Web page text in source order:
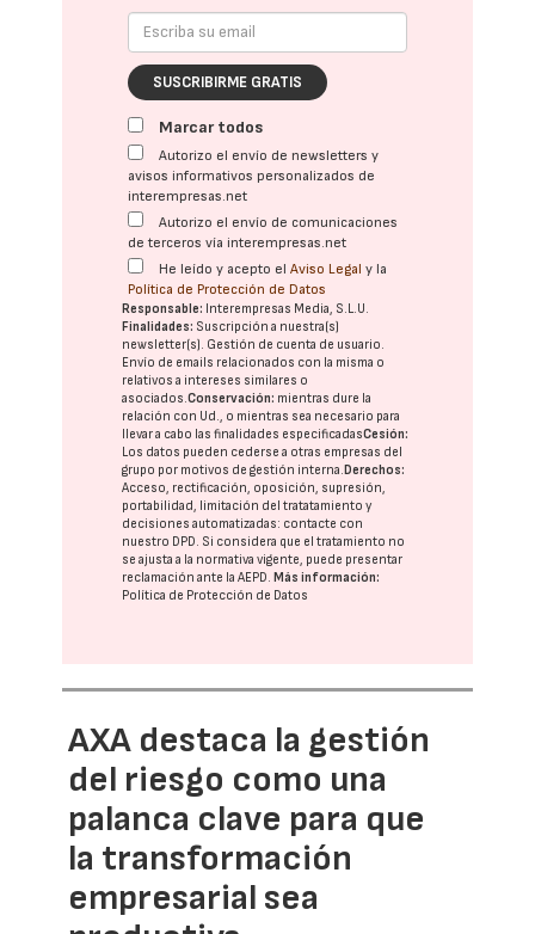
SUSCRIBIRME GRATIS
Marcar todos
Autorizo el envío de newsletters y
avisos informativos personalizados de
interempresas.net
Autorizo el envío de comunicaciones
de terceros vía interempresas.net
He leído y acepto elAviso Legal y la
Política de Protección de Datos
Responsable: Interempresas Media, S.L.U.
Finalidades: Suscripción a nuestra(s)
newsletter(s). Gestión de cuenta de usuario.
Envío de emails relacionados con la misma o
relativos a intereses similares o
asociados.Conservación: mientras dure la
relación con Ud., o mientras sea necesario para
llevar a cabo las finalidades especificadasCesión:
Los datos pueden cederse a otras empresas del
grupo por motivos de gestión interna.Derechos:
Acceso, rectificación, oposición, supresión,
portabilidad, limitación del tratatamiento y
decisiones automatizadas: contacte con
nuestro DPD. Si considera que el tratamiento no
se ajusta a la normativa vigente, puede presentar
reclamación ante laAEPD.Más información:
Política de Protección de Datos
AXA destaca la gestión
del riesgo como una
palanca clave para que
la transformación
empresarial sea